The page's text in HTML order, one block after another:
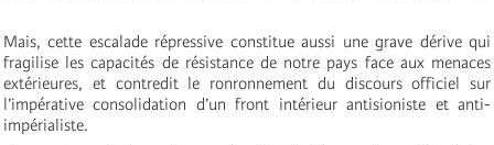
Mais, cette escalade répressive constitue aussi une grave dérive qui
fragilise les capacités de résistance de notre pays face aux menaces
extérieures, et contredit le ronronnement du discours officiel sur
l’impérative consolidation d’un front intérieur antisioniste et anti-
impérialiste.